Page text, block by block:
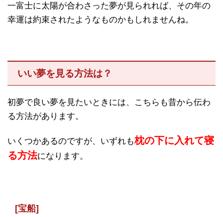
一富士に太陽が合わさった夢が見られれば、その年の
幸運は約束されたようなものかもしれませんね。
いい夢を見る方法は？
初夢で良い夢を見たいときには、こちらも昔から伝わ
る方法があります。
いくつかあるのですが、いずれも枕の下に入れて寝
る方法になります。
[宝船]